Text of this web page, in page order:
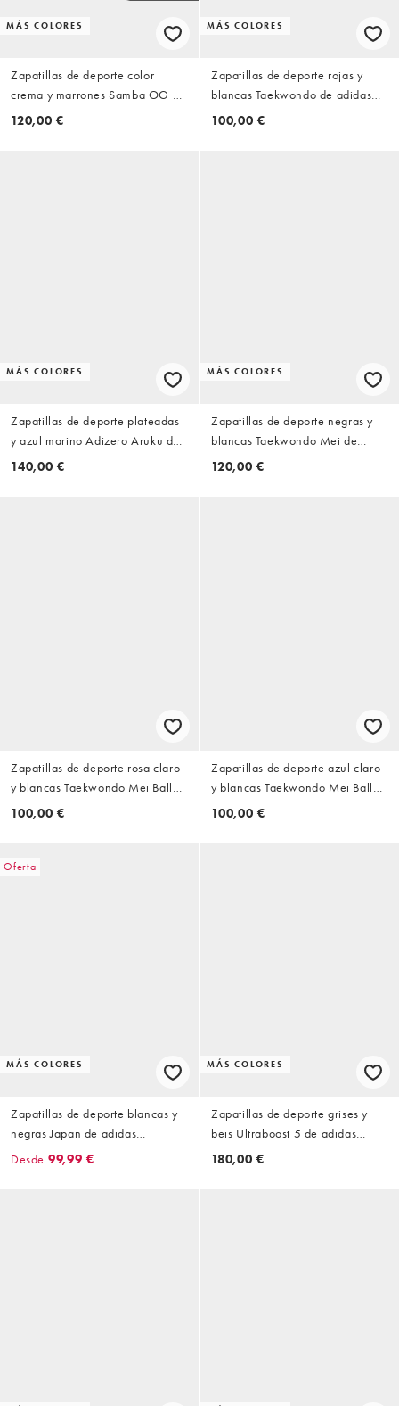
MÁS COLORES
Zapatillas de deporte color
crema y marrones Samba OG de
adidas Originals
120,00 €
MÁS COLORES
Zapatillas de deporte rojas y
blancas Taekwondo de adidas
Originals
100,00 €
MÁS COLORES
Zapatillas de deporte plateadas
y azul marino Adizero Aruku de
adidas
140,00 €
MÁS COLORES
Zapatillas de deporte negras y
blancas Taekwondo Mei de
adidas Originals
120,00 €
Zapatillas de deporte rosa claro
y blancas Taekwondo Mei Ballet
de adidas Originals
100,00 €
Zapatillas de deporte azul claro
y blancas Taekwondo Mei Ballet
de adidas Originals
100,00 €
Oferta
MÁS COLORES
Zapatillas de deporte blancas y
negras Japan de adidas
Originals
Desde 99,99 €
MÁS COLORES
Zapatillas de deporte grises y
beis Ultraboost 5 de adidas
Running
180,00 €